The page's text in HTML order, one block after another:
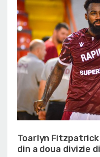
Toarlyn
din a doua divizie